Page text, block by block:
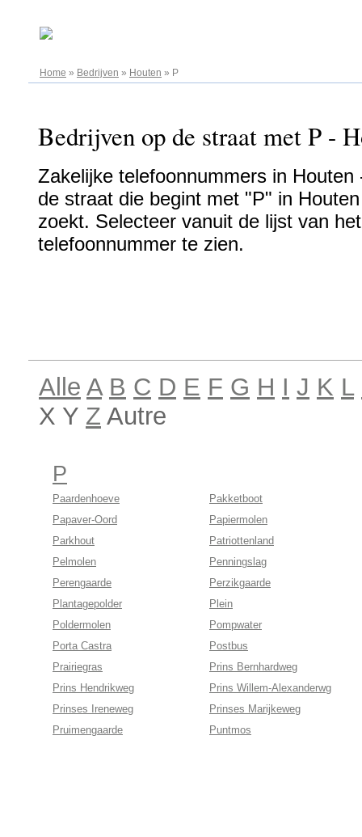
Home » Bedrijven » Houten » P
Bedrijven op de straat met P -
Zakelijke telefoonnummers in
de straat die begint met "P" in
zoekt. Selecteer vanuit de lijst van
telefoonnummer te zien.
Alle A B C D E F G H I J K L
X Y Z Autre
P
Paardenhoeve
Pakketboot
Papaver-Oord
Papiermolen
Parkhout
Patriottenland
Pelmolen
Penningslag
Perengaarde
Perzikgaarde
Plantagepolder
Plein
Poldermolen
Pompwater
Porta Castra
Postbus
Prairiegras
Prins Bernhardweg
Prins Hendrikweg
Prins Willem-Alexanderwg
Prinses Ireneweg
Prinses Marijkeweg
Pruimengaarde
Puntmos